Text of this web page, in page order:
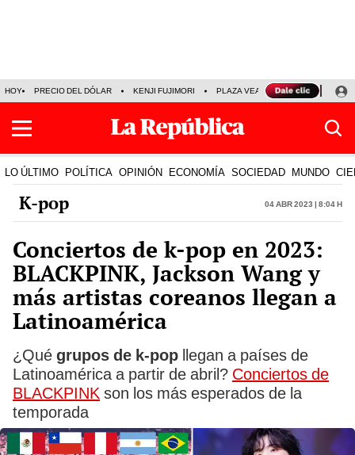
HOY PRECIO DEL DÓLAR KENJI FUJIMORI PLAZA VEA FERIADOS
LO ÚLTIMO POLÍTICA OPINIÓN ECONOMÍA SOCIEDAD MUNDO
K-pop 04 Abr 2023 | 8:04 h
Conciertos de k-pop en 2023:
BLACKPINK, Jackson Wang y
más artistas coreanos llegan a
Latinoamérica
¿Qué grupos de k-pop llegan a países de
Latinoamérica a partir de abril? Conciertos de
BLACKPINK son los más esperados de la
temporada